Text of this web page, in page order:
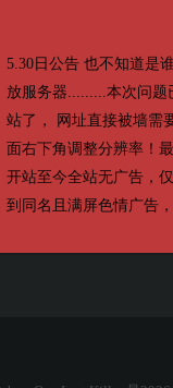
5.30日公告 也不知道是
放服务器.........本次问题
站了， 网址直接被墙需
面右下角调整分辨率！
开站至今全站无广告，
到同名且满屏色情广告